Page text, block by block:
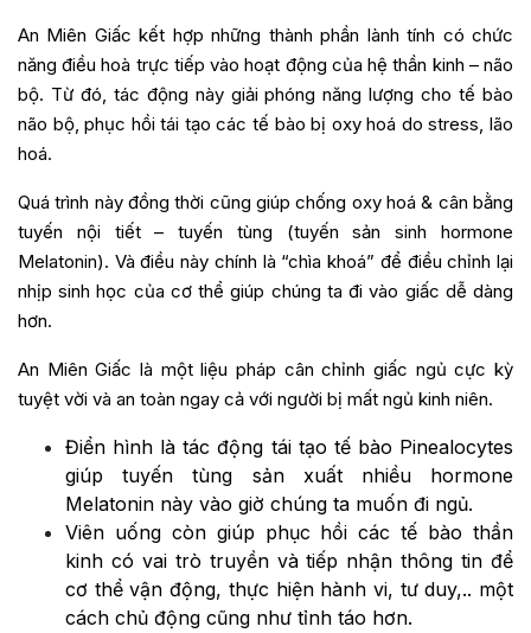
An Miên Giấc kết hợp những thành phần lành tính có chức
năng điều hoà trực tiếp vào hoạt động của hệ thần kinh – não
bộ. Từ đó, tác động này giải phóng năng lượng cho tế bào
não bộ, phục hồi tái tạo các tế bào bị oxy hoá do stress, lão
hoá.
Quá trình này đồng thời cũng giúp chống oxy hoá & cân bằng
tuyến nội tiết – tuyến tùng (tuyến sản sinh hormone
Melatonin). Và điều này chính là “chìa khoá” để điều chỉnh lại
nhịp sinh học của cơ thể giúp chúng ta đi vào giấc dễ dàng
hơn.
An Miên Giấc là một liệu pháp cân chỉnh giấc ngủ cực kỳ
tuyệt vời và an toàn ngay cả với người bị mất ngủ kinh niên.
Điển hình là tác động tái tạo tế bào Pinealocytes
giúp tuyến tùng sản xuất nhiều hormone
Melatonin này vào giờ chúng ta muốn đi ngủ.
Viên uống còn giúp phục hồi các tế bào thần
kinh có vai trò truyền và tiếp nhận thông tin để
cơ thể vận động, thực hiện hành vi, tư duy,.. một
cách chủ động cũng như tỉnh táo hơn.